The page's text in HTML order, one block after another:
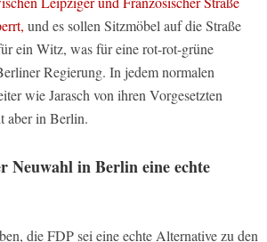
und es sollen Sitzmöbel auf die Straße
ein Witz, was für eine rot-rot-grüne
Regierung. In jedem normalen
wie Jarasch von ihren Vorgesetzten
aber in Berlin.
Neuwahl in Berlin eine echte
die FDP sei eine echte Alternative zu den